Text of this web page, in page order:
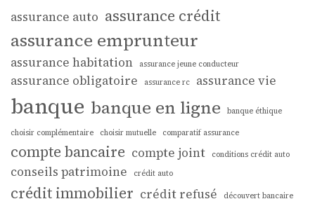
assurance auto assurance crédit
assurance emprunteur
assurance habitation assurance jeune conducteur
assurance obligatoire assurance rc assurance vie
banque banque en ligne banque éthique
choisir complémentaire choisir mutuelle comparatif assurance
compte bancaire compte joint conditions crédit auto
conseils patrimoine crédit auto
crédit immobilier crédit refusé découvert bancaire